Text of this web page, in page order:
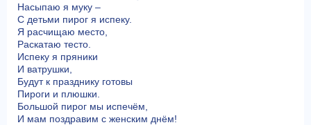
Насыпаю я муку –
С детьми пирог я испеку.
Я расчищаю место,
Раскатаю тесто.
Испеку я пряники
И ватрушки,
Будут к празднику готовы
Пироги и плюшки.
Большой пирог мы испечём,
И мам поздравим с женским днём!